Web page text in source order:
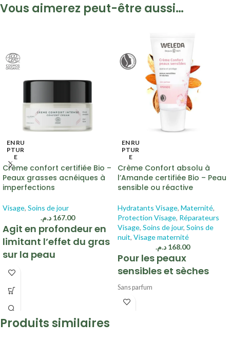
Vous aimerez peut-être aussi…
EN RU
PTUR
E
Crème confort certifiée Bio –
Peaux grasses acnéiques à
imperfections
Visage, Soins de jour
167.00 د.م.
Agit en profondeur en
limitant l’effet du gras
sur la peau
Sensation intense de confort pour les
Agit en profondeur
Soulage aussi les
peaux acnéiques & à imperfections.
EN RU
PTUR
E
Crème Confort absolu à
l’Amande certifiée Bio – Peau
sensible ou réactive
Hydratants Visage, Maternité,
Protection Visage, Réparateurs
Visage, Soins de jour, Soins de
nuit, Visage maternité
168.00 د.م.
Pour les peaux
sensibles et sèches
Sans parfum
Apaise la peau
Produits similaires